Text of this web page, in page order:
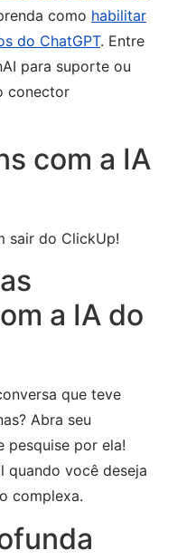
como habilitar
do ChatGPT. Entre
para suporte ou
conector
com a IA
sair do ClickUp!
a IA do
que teve
Abra seu
pesquise por ela!
quando você deseja
complexa.